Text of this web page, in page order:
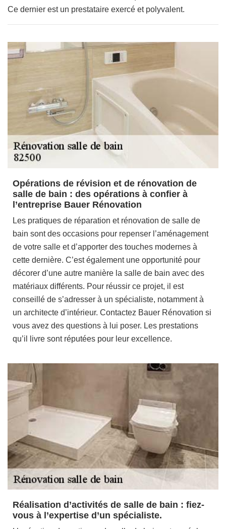
Ce dernier est un prestataire exercé et polyvalent.
Opérations de révision et de rénovation de
salle de bain : des opérations à confier à
l’entreprise Bauer Rénovation
Les pratiques de réparation et rénovation de salle de
bain sont des occasions pour repenser l’aménagement
de votre salle et d’apporter des touches modernes à
cette dernière. C’est également une opportunité pour
décorer d’une autre manière la salle de bain avec des
matériaux différents. Pour réussir ce projet, il est
conseillé de s’adresser à un spécialiste, notamment à
un architecte d’intérieur. Contactez Bauer Rénovation si
vous avez des questions à lui poser. Les prestations
qu’il livre sont réputées pour leur excellence.
Réalisation d’activités de salle de bain : fiez-
vous à l’expertise d’un spécialiste.